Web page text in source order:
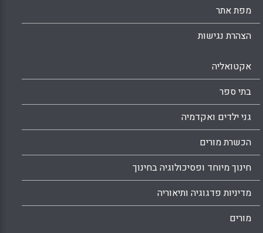
מפת אתר
הצהרת נגישות
אקטואליה
בתי ספר
גני ילדים ואקדמיה
הכשרת מורים
חינוך מיוחד ופסיכולוגיה בחינוך
מדיניות פדגוגיה ותיאוריה
מורים